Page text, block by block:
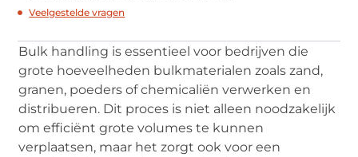
Veelgestelde vragen
Bulk handling is essentieel voor bedrijven die
grote hoeveelheden bulkmaterialen zoals zand,
granen, poeders of chemicaliën verwerken en
distribueren. Dit proces is niet alleen noodzakelijk
om efficiënt grote volumes te kunnen
verplaatsen, maar het zorgt ook voor een